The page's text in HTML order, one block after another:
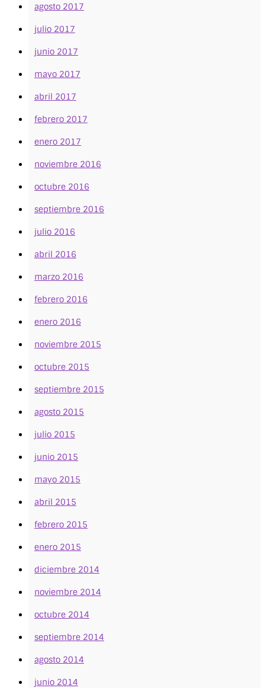
agosto 2017
julio 2017
junio 2017
mayo 2017
abril 2017
febrero 2017
enero 2017
noviembre 2016
octubre 2016
septiembre 2016
julio 2016
abril 2016
marzo 2016
febrero 2016
enero 2016
noviembre 2015
octubre 2015
septiembre 2015
agosto 2015
julio 2015
junio 2015
mayo 2015
abril 2015
febrero 2015
enero 2015
diciembre 2014
noviembre 2014
octubre 2014
septiembre 2014
agosto 2014
junio 2014